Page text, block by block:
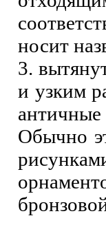
носит
3.
и узким
Обычно